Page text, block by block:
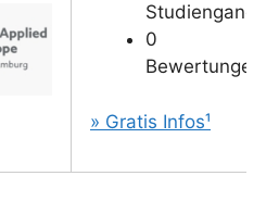
Studiengang
0
Bewertungen
» Gratis Infos¹